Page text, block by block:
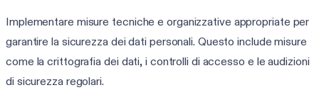
Implementare misure tecniche e organizzative appropriate per
garantire la sicurezza dei dati personali. Questo include misure
come la crittografia dei dati, i controlli di accesso e le audizioni
di sicurezza regolari.